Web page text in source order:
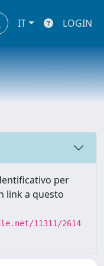
IT LOGIN
per
link a questo
11311/2614